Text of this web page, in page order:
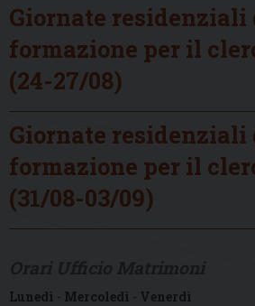
Giornate residenziali
formazione per il
(24-27/08)
Giornate residenziali
formazione per il
(31/08-03/09)
Lunedì - Mercoledì - Venerdì